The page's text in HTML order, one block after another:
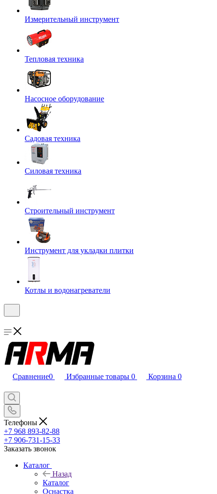
Измерительный инструмент
Тепловая техника
Насосное оборудование
Садовая техника
Силовая техника
Строительный инструмент
Инструмент для укладки плитки
Котлы и водонагреватели
Сравнение0 Избранные товары 0 Корзина 0
Телефоны
+7 968 893-82-88
+7 906-731-15-33
Заказать звонок
Каталог
Назад
Каталог
Оснастка